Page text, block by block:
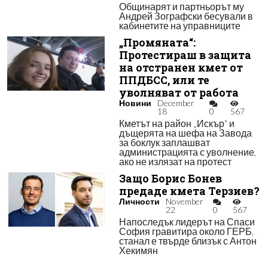
Общинарят и партньорът му
Андрей Зографски бесували в
кабинетите на управниците
„Промяната“:
Протестираш в защита
на отстранен кмет от
ППДБСС, или те
уволняват от работа
Новини
December
18
0 567
Кметът на район „Искър“ и
дъщерята на шефа на Завода
за боклук заплашват
администрацията с уволнение,
ако не излязат на протест
Защо Борис Бонев
предаде кмета Терзиев?
Личности
November
22
0 567
Напоследък лидерът на Спаси
София гравитира около ГЕРБ,
станал е твърде близък с Антон
Хекимян